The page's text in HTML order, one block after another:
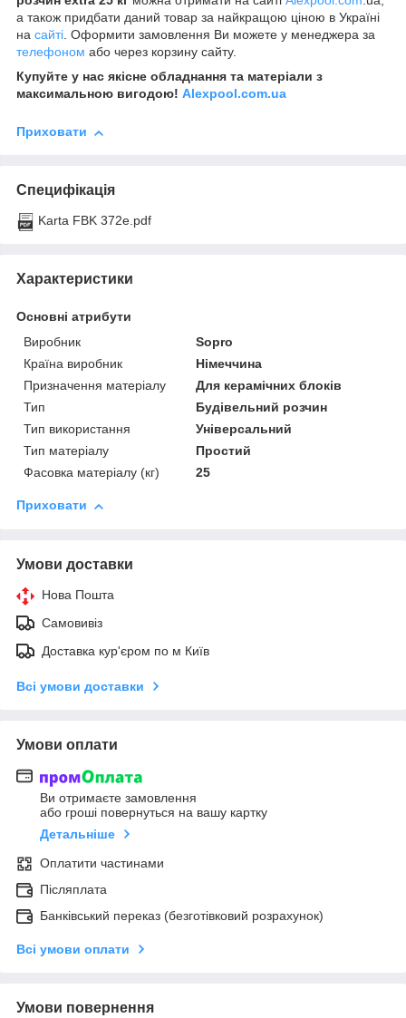
а також придбати даний товар за найкращою ціною в Україні
на сайті. Оформити замовлення Ви можете у менеджера за
телефоном або через корзину сайту.
Купуйте у нас якісне обладнання та матеріали з
максимальною вигодою! Alexpool.com.ua
Приховати
Специфікація
Karta FBK 372e.pdf
Характеристики
Основні атрибути
Виробник
Sopro
Країна виробник
Німеччина
Призначення матеріалу
Для керамічних блоків
Тип
Будівельний розчин
Тип використання
Універсальний
Тип матеріалу
Простий
Фасовка матеріалу (кг)
25
Приховати
Умови доставки
Нова Пошта
Самовивіз
Доставка кур'єром по м Київ
Всі умови доставки
Умови оплати
Ви отримаєте замовлення
або гроші повернуться на вашу картку
Детальніше
Оплатити частинами
Післяплата
Банківський переказ (безготівковий розрахунок)
Всі умови оплати
Умови повернення